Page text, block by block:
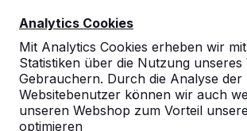
Analytics Cookies
Mit Analytics Cookies erheben wir
Statistiken über die Nutzung
Gebrauchern. Durch die Analyse der
Websitebenutzer können wir auch
unseren Webshop zum Vorteil
optimieren
Picknicksets
Tischtennistische